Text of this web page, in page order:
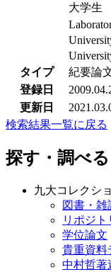
大学生
タイプ
紀要論
登録日
更新日
検索結果一覧に戻る
探す・調べる
九大コレクシ
図書・
リポジト
学位論文
貴重資料
中村哲著